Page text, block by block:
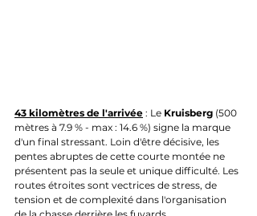
43 kilomètres de l'arrivée : Le Kruisberg (500
mètres à 7.9 % - max : 14.6 %) signe la marque
d'un final stressant. Loin d'être décisive, les
pentes abruptes de cette courte montée ne
présentent pas la seule et unique difficulté. Les
routes étroites sont vectrices de stress, de
tension et de complexité dans l'organisation